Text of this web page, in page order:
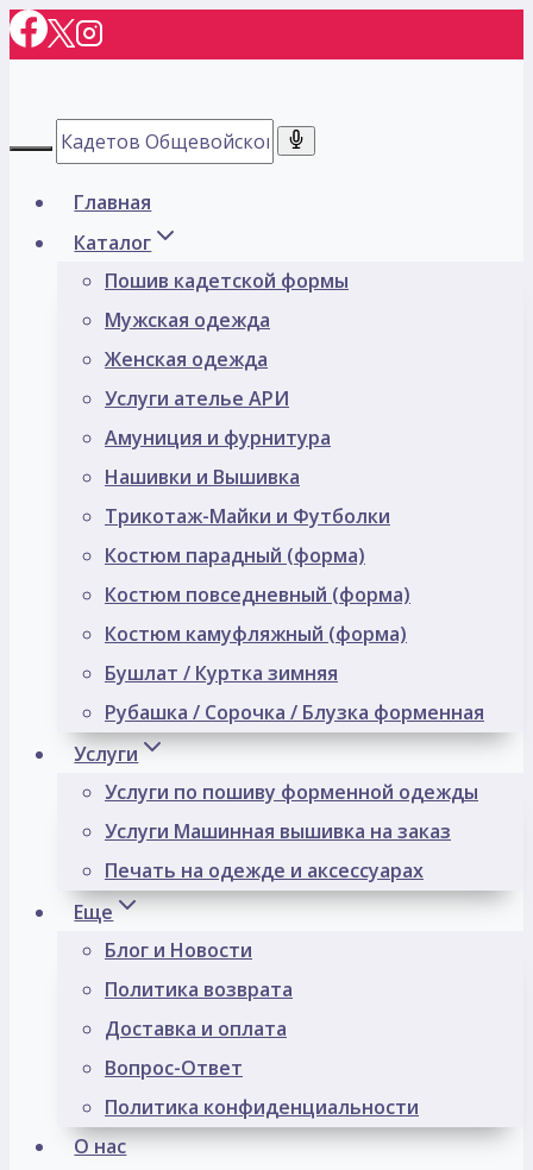
Перейти
к
Главная
Каталог
Пошив кадетской формы
Мужская одежда
Женская одежда
Услуги ателье АРИ
Амуниция и фурнитура
Нашивки и Вышивка
Трикотаж-Майки и Футболки
Костюм парадный (форма)
Костюм повседневный (форма)
Костюм камуфляжный (форма)
Бушлат / Куртка зимняя
Рубашка / Сорочка / Блузка форменная
Услуги
Услуги по пошиву форменной одежды
Услуги Машинная вышивка на заказ
Печать на одежде и аксессуарах
Еще
Блог и Новости
Политика возврата
Доставка и оплата
Вопрос-Ответ
Политика конфиденциальности
О нас